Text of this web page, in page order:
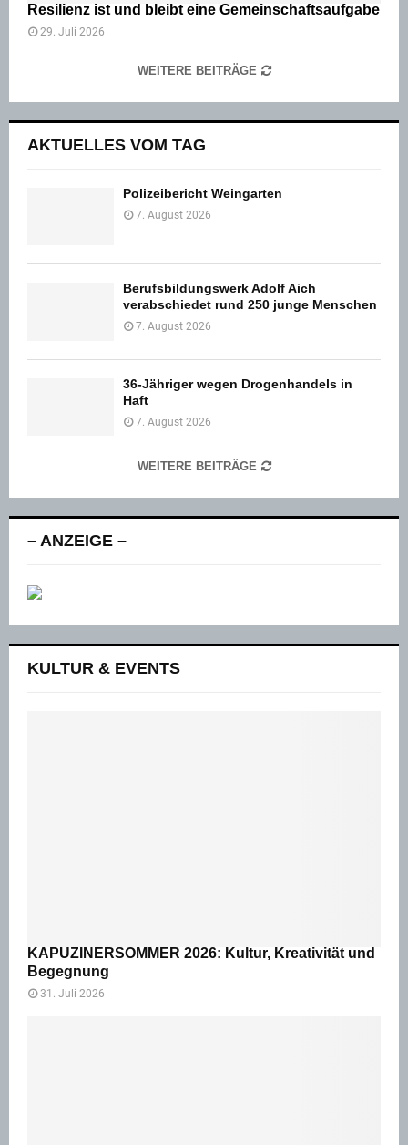
Resilienz ist und bleibt eine Gemeinschaftsaufgabe
29. Juli 2026
WEITERE BEITRÄGE
AKTUELLES VOM TAG
Polizeibericht Weingarten
7. August 2026
Berufsbildungswerk Adolf Aich
verabschiedet rund 250 junge Menschen
7. August 2026
36-Jähriger wegen Drogenhandels in
Haft
7. August 2026
WEITERE BEITRÄGE
– ANZEIGE –
KULTUR & EVENTS
KAPUZINERSOMMER 2026: Kultur, Kreativität und
Begegnung
31. Juli 2026